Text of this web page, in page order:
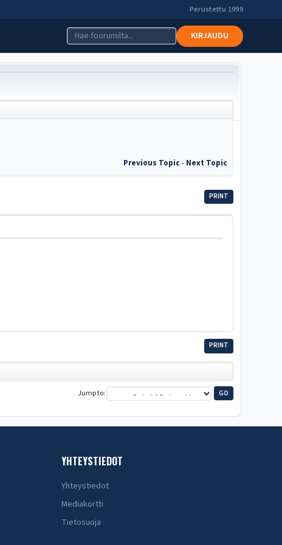
Perustettu 1999
KIRJAUDU
Previous Topic- Next Topic
PRINT
PRINT
Jump to
YHTEYSTIEDOT
Yhteystiedot
Mediakortti
Tietosuoja